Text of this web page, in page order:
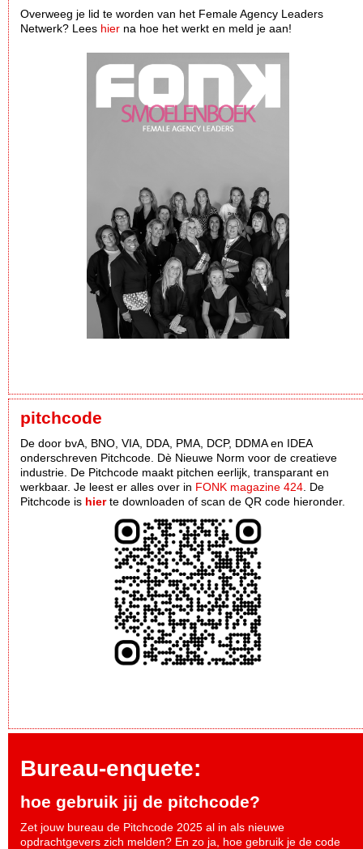
Overweeg je lid te worden van het Female Agency Leaders
Netwerk? Lees hier na hoe het werkt en meld je aan!
pitchcode
De door bvA, BNO, VIA, DDA, PMA, DCP, DDMA en IDEA
onderschreven Pitchcode. Dè Nieuwe Norm voor de creatieve
industrie. De Pitchcode maakt pitchen eerlijk, transparant en
werkbaar. Je leest er alles over in FONK magazine 424 . De
Pitchcode is hierte downloaden of scan de QR code hieronder.
Bureau-enquete:
hoe gebruik jij de pitchcode?
Zet jouw bureau de Pitchcode 2025 al in als nieuwe
opdrachtgevers zich melden? En zo ja, hoe gebruik je de code